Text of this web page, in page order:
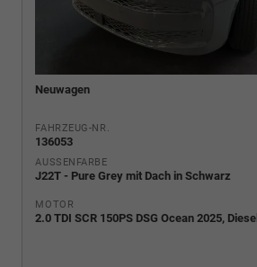
Neuwagen
FAHRZEUG-NR.
136053
AUSSENFARBE
J22T - Pure Grey mit Dach in Schwarz
MOTOR
2.0 TDI SCR 150PS DSG Ocean 2025, Diesel